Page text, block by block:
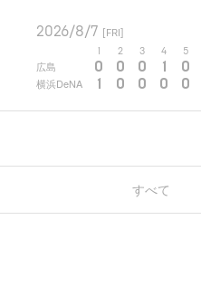
2026/8/7 [FRI]
2 3 4 5
広島 0 0 0 1 0
横浜DeNA 1 0 0 0 0
すべて